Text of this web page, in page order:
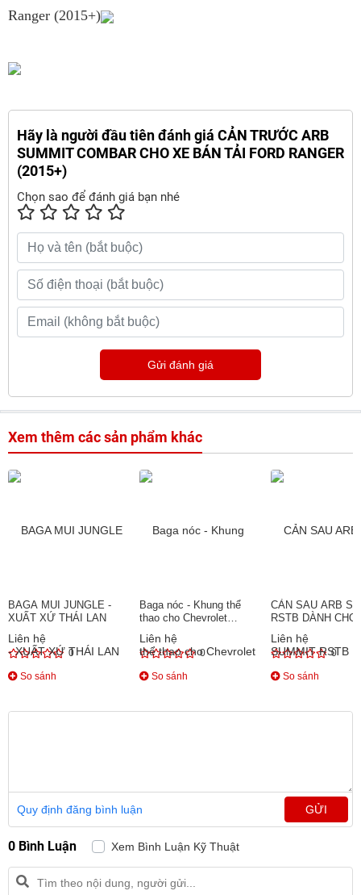
Ranger (2015+)
Hãy là người đầu tiên đánh giá CẢN TRƯỚC ARB
SUMMIT COMBAR CHO XE BÁN TẢI FORD RANGER
(2015+)
Chọn sao để đánh giá bạn nhé
Gửi đánh giá
Xem thêm các sản phẩm khác
BAGA MUI JUNGLE -
XUẤT XỨ THÁI LAN
Liên hệ
0
So sánh
Baga nóc - Khung thể
thao cho Chevrolet
Liên hệ
0
So sánh
CẢN SAU ARB
RSTB DÀNH CHO
Liên hệ
0
So sánh
Quy định đăng bình luận GỬI
0 Bình Luận Xem Bình Luận Kỹ Thuật